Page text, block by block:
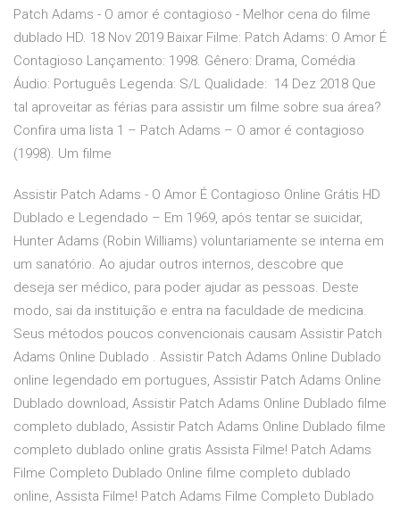
Patch Adams - O amor é contagioso - Melhor cena do filme
dublado HD. 18 Nov 2019 Baixar Filme: Patch Adams: O Amor É
Contagioso Lançamento: 1998. Gênero: Drama, Comédia
Áudio: Português Legenda: S/L Qualidade: 14 Dez 2018 Que
tal aproveitar as férias para assistir um filme sobre sua área?
Confira uma lista 1 – Patch Adams – O amor é contagioso
(1998). Um filme
Assistir Patch Adams - O Amor É Contagioso Online Grátis HD
Dublado e Legendado – Em 1969, após tentar se suicidar,
Hunter Adams (Robin Williams) voluntariamente se interna em
um sanatório. Ao ajudar outros internos, descobre que
deseja ser médico, para poder ajudar as pessoas. Deste
modo, sai da instituição e entra na faculdade de medicina.
Seus métodos poucos convencionais causam Assistir Patch
Adams Online Dublado . Assistir Patch Adams Online Dublado
online legendado em portugues, Assistir Patch Adams Online
Dublado download, Assistir Patch Adams Online Dublado filme
completo dublado, Assistir Patch Adams Online Dublado filme
completo dublado online gratis Assista Filme! Patch Adams
Filme Completo Dublado Online filme completo dublado
online, Assista Filme! Patch Adams Filme Completo Dublado